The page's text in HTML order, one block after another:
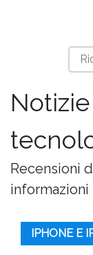
Recensioni
IPHONE E